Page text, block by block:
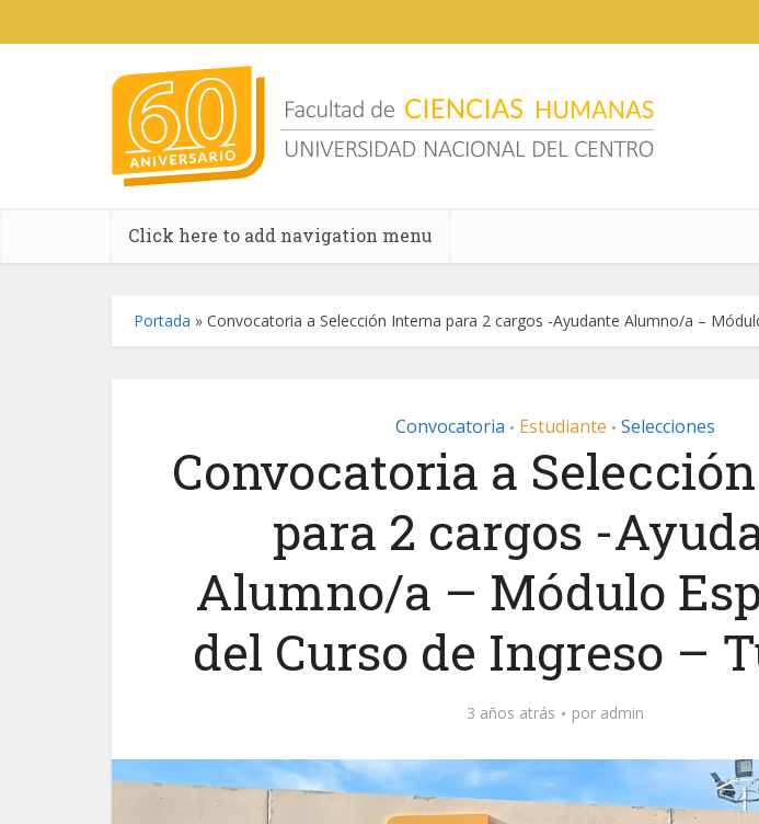
Click here to add navigation menu
Portada » Convocatoria a Selección Interna para 2 cargos -Ayudante Alumno/a –
Convocatoria • Estudiante • Selecciones
Convocatoria a
para 2 cargos -
Alumno/a – Módulo
del Curso de Ingreso –
3 años atrás por admin